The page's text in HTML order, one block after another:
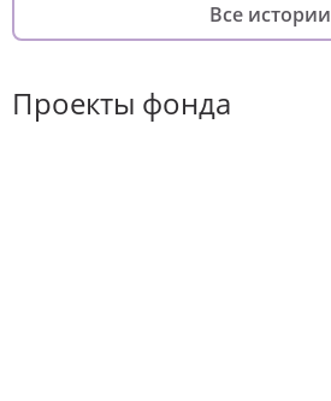
Все истории
Проекты фонда